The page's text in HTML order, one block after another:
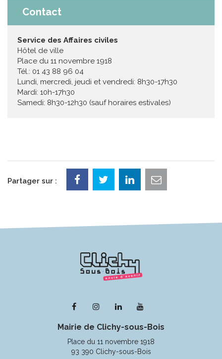
Contact
Service des Affaires civiles
Hôtel de ville
Place du 11 novembre 1918
Tél.: 01 43 88 96 04
Lundi, mercredi, jeudi et vendredi: 8h30-17h30
Mardi: 10h-17h30
Samedi: 8h30-12h30 (sauf horaires estivales)
Partager sur :
Lien
le
compte
Facebook
Lien
le
compte
Instagram
Lien
le
compte
Linkedin
la
chaîne
Youtube
Mairie de Clichy-sous-Bois
Place du 11 novembre 1918
93 390 Clichy-sous-Bois